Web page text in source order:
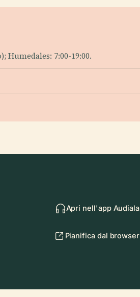
Humedales: 7:00-19:00.
Apri nell'app Audiala
Pianifica dal browser